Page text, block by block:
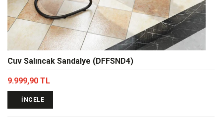
Cuv Salıncak Sandalye (DFFSND4)
9.999,90 TL
İNCELE